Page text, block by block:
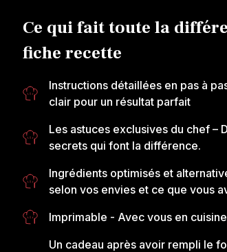
Ce qui fait toute la
fiche recette
Instructions détaillées en pas à
clair pour un résultat parfait
Les astuces exclusives du chef –
secrets qui font la différence.
Ingrédients optimisés et
selon vos envies et ce que vous
Imprimable - Avec vous en cuisine
Un cadeau après avoir rempli le